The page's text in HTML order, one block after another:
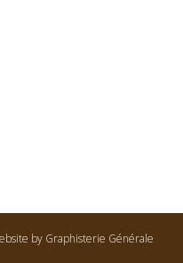
by Graphisterie Générale